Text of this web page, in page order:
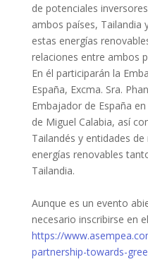
de potenciales
ambos países, Tailandia
estas energías
relaciones entre ambos
En él participarán la
España, Excma. Sra.
Embajador de España
de Miguel Calabia, así
Tailandés y entidades
energías renovables
Tailandia.
Aunque es un evento
necesario inscribirse en
https://
partnership-towards-